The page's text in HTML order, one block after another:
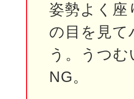
姿勢よく座
の目を見て
う。うつ
NG。